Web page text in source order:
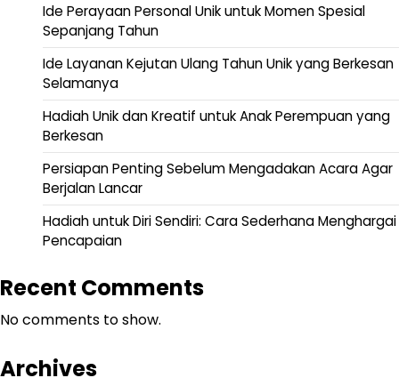
Ide Perayaan Personal Unik untuk Momen Spesial
Sepanjang Tahun
Ide Layanan Kejutan Ulang Tahun Unik yang Berkesan
Selamanya
Hadiah Unik dan Kreatif untuk Anak Perempuan yang
Berkesan
Persiapan Penting Sebelum Mengadakan Acara Agar
Berjalan Lancar
Hadiah untuk Diri Sendiri: Cara Sederhana Menghargai
Pencapaian
Recent Comments
No comments to show.
Archives